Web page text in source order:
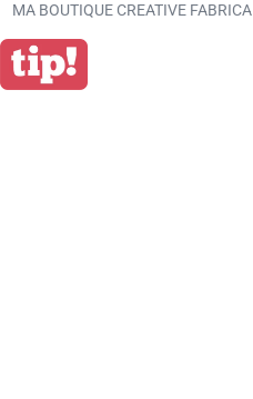
MA BOUTIQUE CREATIVE FABRICA